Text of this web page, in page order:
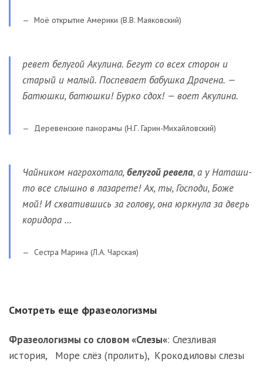
Моё открытие Америки (В.В. Маяковский)
ревет белугой Акулина. Бегут со всех сторон и
старый и малый. Поспевает бабушка Драчена. —
Батюшки, батюшки! Бурко сдох! — воет Акулина.
Деревенские панорамы (Н.Г. Гарин-Михайловский)
Чайником нагрохотала,белугой ревела, а у Наташи-
то все слышно в лазарете! Ах, ты, Господи, Боже
мой! И схватившись за голову, она юркнула за дверь
коридора …
Сестра Марина (Л.А. Чарская)
Смотреть еще фразеологизмы
Фразеологизмы со словом «Слезы«: Слезливая
история, Море слёз (пролить), Крокодиловы слезы